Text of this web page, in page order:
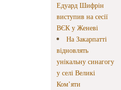
Едуард Шифрін
виступив на сесії
ВЄК у Женеві
На Закарпатті
відновлять
унікальну синагогу
у селі Великі
Ком’яти